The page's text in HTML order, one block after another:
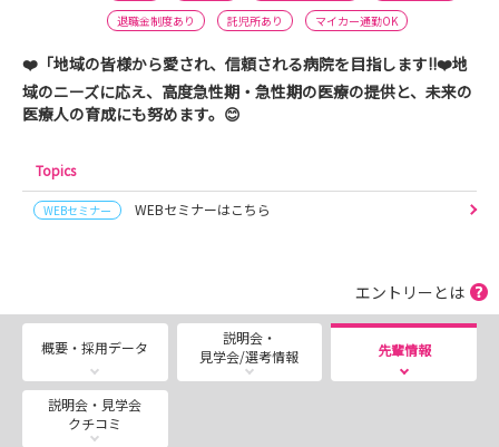
退職金制度あり
託児所あり マイカー通勤OK
❤️「地域の皆様から愛され、信頼される病院を目指します!!❤️地
域のニーズに応え、高度急性期・急性期の医療の提供と、未来の
医療人の育成にも努めます。😊
Topics
WEBセミナー WEBセミナーはこちら
エントリーとは
概要・採用データ
説明会・
見学会/選考情報
先輩情報
説明会・見学会
クチコミ